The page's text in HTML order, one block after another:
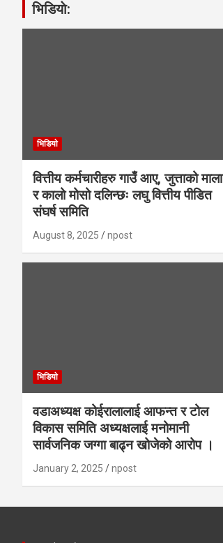
भिडियाे:
भिडियाे
वित्तीय कर्मचारीहरु गाउँ आए, जुत्ताको माला
र कालो मोसो दलिन्छः लघु वित्तीय पीडित
संघर्ष समिति
August 8, 2025 npost
भिडियाे
वडाअध्यक्ष कोईरालालाई आफन्त र टोल
विकास समिति अध्यक्षलाई मनोमानी
सार्वजनिक जग्गा बाढ्न खोजेको आरोप ।
January 2, 2025 npost